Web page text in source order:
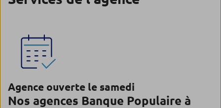
Agence ouverte le samedi
Nos agences Banque Populaire à